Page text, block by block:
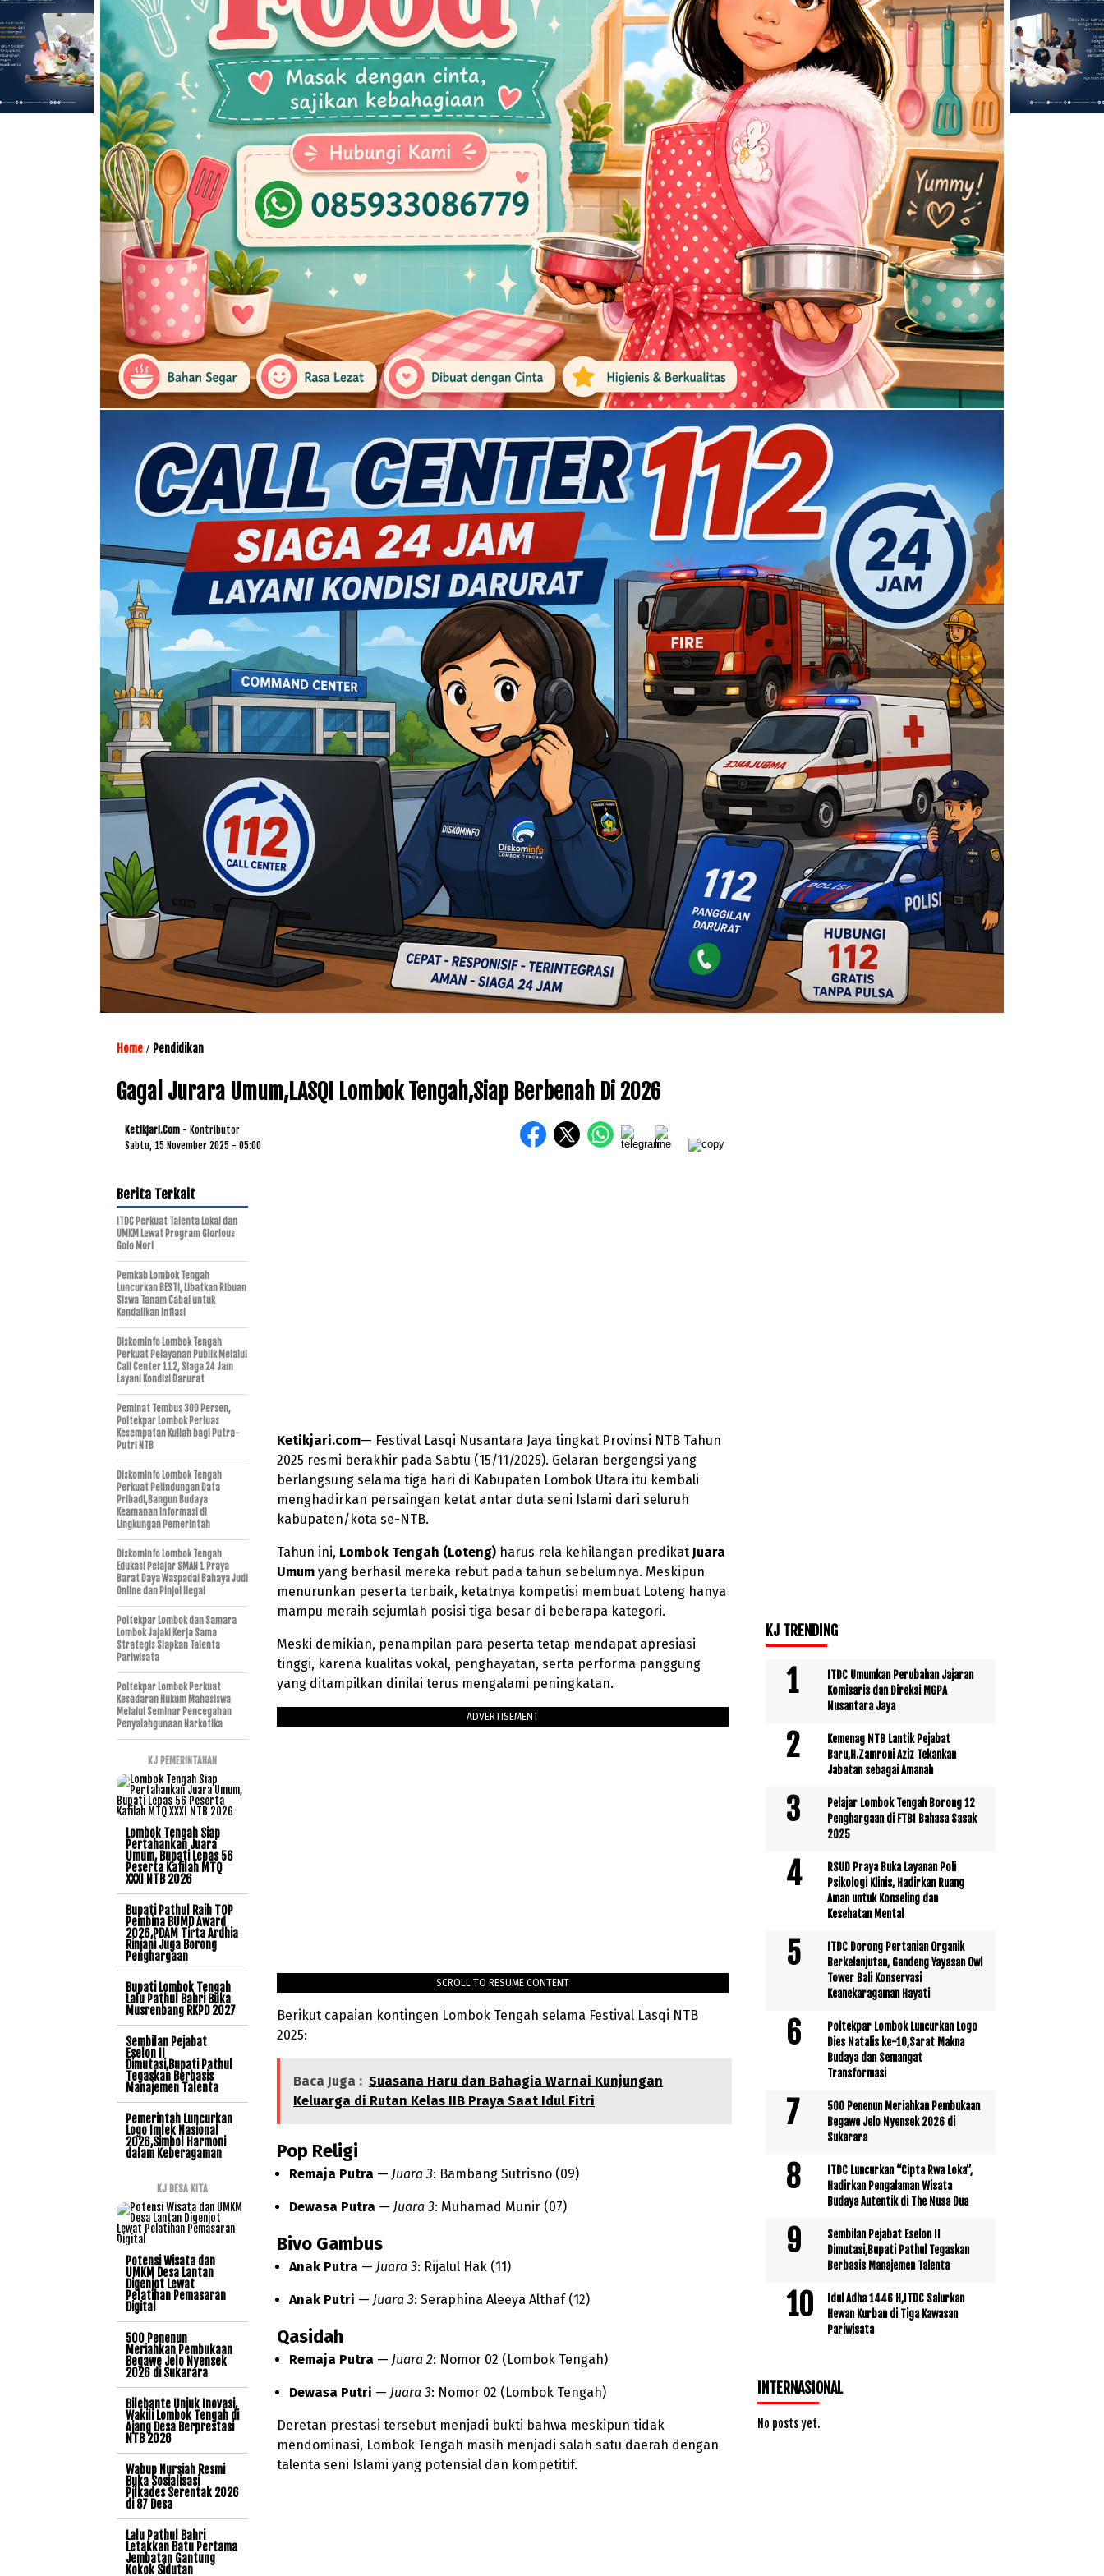
Home / Pendidikan
Gagal Jurara Umum,LASQI Lombok Tengah,Siap Berbenah Di 2026
Ketikjari.com - Kontributor
Sabtu, 15 November 2025 - 05:00
Ketikjari.com— Festival Lasqi Nusantara Jaya tingkat Provinsi NTB Tahun
2025 resmi berakhir pada Sabtu (15/11/2025). Gelaran bergengsi yang
berlangsung selama tiga hari di Kabupaten Lombok Utara itu kembali
menghadirkan persaingan ketat antar duta seni Islami dari seluruh
kabupaten/kota se-NTB.
Tahun ini, Lombok Tengah (Loteng) harus rela kehilangan predikat Juara
Umum yang berhasil mereka rebut pada tahun sebelumnya. Meskipun
menurunkan peserta terbaik, ketatnya kompetisi membuat Loteng hanya
mampu meraih sejumlah posisi tiga besar di beberapa kategori.
Meski demikian, penampilan para peserta tetap mendapat apresiasi
tinggi, karena kualitas vokal, penghayatan, serta performa panggung
yang ditampilkan dinilai terus mengalami peningkatan.
ADVERTISEMENT
SCROLL TO RESUME CONTENT
Berikut capaian kontingen Lombok Tengah selama Festival Lasqi NTB
2025:
Baca Juga : Suasana Haru dan Bahagia Warnai Kunjungan
Keluarga di Rutan Kelas IIB Praya Saat Idul Fitri
Pop Religi
Remaja Putra — Juara 3: Bambang Sutrisno (09)
Dewasa Putra — Juara 3: Muhamad Munir (07)
Bivo Gambus
Anak Putra — Juara 3: Rijalul Hak (11)
Anak Putri — Juara 3: Seraphina Aleeya Althaf (12)
Qasidah
Remaja Putra — Juara 2: Nomor 02 (Lombok Tengah)
Dewasa Putri — Juara 3: Nomor 02 (Lombok Tengah)
Deretan prestasi tersebut menjadi bukti bahwa meskipun tidak
mendominasi, Lombok Tengah masih menjadi salah satu daerah dengan
talenta seni Islami yang potensial dan kompetitif.
Berita Terkait
ITDC Perkuat Talenta Lokal dan
UMKM Lewat Program Glorious
Golo Mori
Pemkab Lombok Tengah
Luncurkan BESTI, Libatkan Ribuan
Siswa Tanam Cabai untuk
Kendalikan Inflasi
Diskominfo Lombok Tengah
Perkuat Pelayanan Publik Melalui
Call Center 112, Siaga 24 Jam
Layani Kondisi Darurat
Peminat Tembus 300 Persen,
Poltekpar Lombok Perluas
Kesempatan Kuliah bagi Putra-
Putri NTB
Diskominfo Lombok Tengah
Perkuat Pelindungan Data
Pribadi,Bangun Budaya
Keamanan Informasi di
Lingkungan Pemerintah
Diskominfo Lombok Tengah
Edukasi Pelajar SMAN 1 Praya
Barat Daya Waspadai Bahaya Judi
Online dan Pinjol Ilegal
Poltekpar Lombok dan Samara
Lombok Jajaki Kerja Sama
Strategis Siapkan Talenta
Pariwisata
Poltekpar Lombok Perkuat
Kesadaran Hukum Mahasiswa
Melalui Seminar Pencegahan
Penyalahgunaan Narkotika
KJ PEMERINTAHAN
Lombok Tengah Siap
Pertahankan Juara
Umum, Bupati Lepas 56
Peserta Kafilah MTQ
XXXI NTB 2026
Bupati Pathul Raih TOP
Pembina BUMD Award
2026,PDAM Tirta Ardhia
Rinjani Juga Borong
Penghargaan
Bupati Lombok Tengah
Lalu Pathul Bahri Buka
Musrenbang RKPD 2027
Sembilan Pejabat
Eselon II
Dimutasi,Bupati Pathul
Tegaskan Berbasis
Manajemen Talenta
Pemerintah Luncurkan
Logo Imlek Nasional
2026,Simbol Harmoni
dalam Keberagaman
KJ DESA KITA
Potensi Wisata dan
UMKM Desa Lantan
Digenjot Lewat
Pelatihan Pemasaran
Digital
500 Penenun
Meriahkan Pembukaan
Begawe Jelo Nyensek
2026 di Sukarara
Bilebante Unjuk Inovasi,
Wakili Lombok Tengah di
Ajang Desa Berprestasi
NTB 2026
Wabup Nursiah Resmi
Buka Sosialisasi
Pilkades Serentak 2026
di 87 Desa
Lalu Pathul Bahri
Letakkan Batu Pertama
Jembatan Gantung
Kokok Sidutan
KJ TRENDING
ITDC Umumkan Perubahan Jajaran
Komisaris dan Direksi MGPA
Nusantara Jaya
Kemenag NTB Lantik Pejabat
Baru,H.Zamroni Aziz Tekankan
Jabatan sebagai Amanah
Pelajar Lombok Tengah Borong 12
Penghargaan di FTBI Bahasa Sasak
2025
RSUD Praya Buka Layanan Poli
Psikologi Klinis, Hadirkan Ruang
Aman untuk Konseling dan
Kesehatan Mental
ITDC Dorong Pertanian Organik
Berkelanjutan, Gandeng Yayasan Owl
Tower Bali Konservasi
Keanekaragaman Hayati
Poltekpar Lombok Luncurkan Logo
Dies Natalis ke-10,Sarat Makna
Budaya dan Semangat
Transformasi
500 Penenun Meriahkan Pembukaan
Begawe Jelo Nyensek 2026 di
Sukarara
ITDC Luncurkan “Cipta Rwa Loka”,
Hadirkan Pengalaman Wisata
Budaya Autentik di The Nusa Dua
Sembilan Pejabat Eselon II
Dimutasi,Bupati Pathul Tegaskan
Berbasis Manajemen Talenta
Idul Adha 1446 H,ITDC Salurkan
Hewan Kurban di Tiga Kawasan
Pariwisata
INTERNASIONAL
No posts yet.